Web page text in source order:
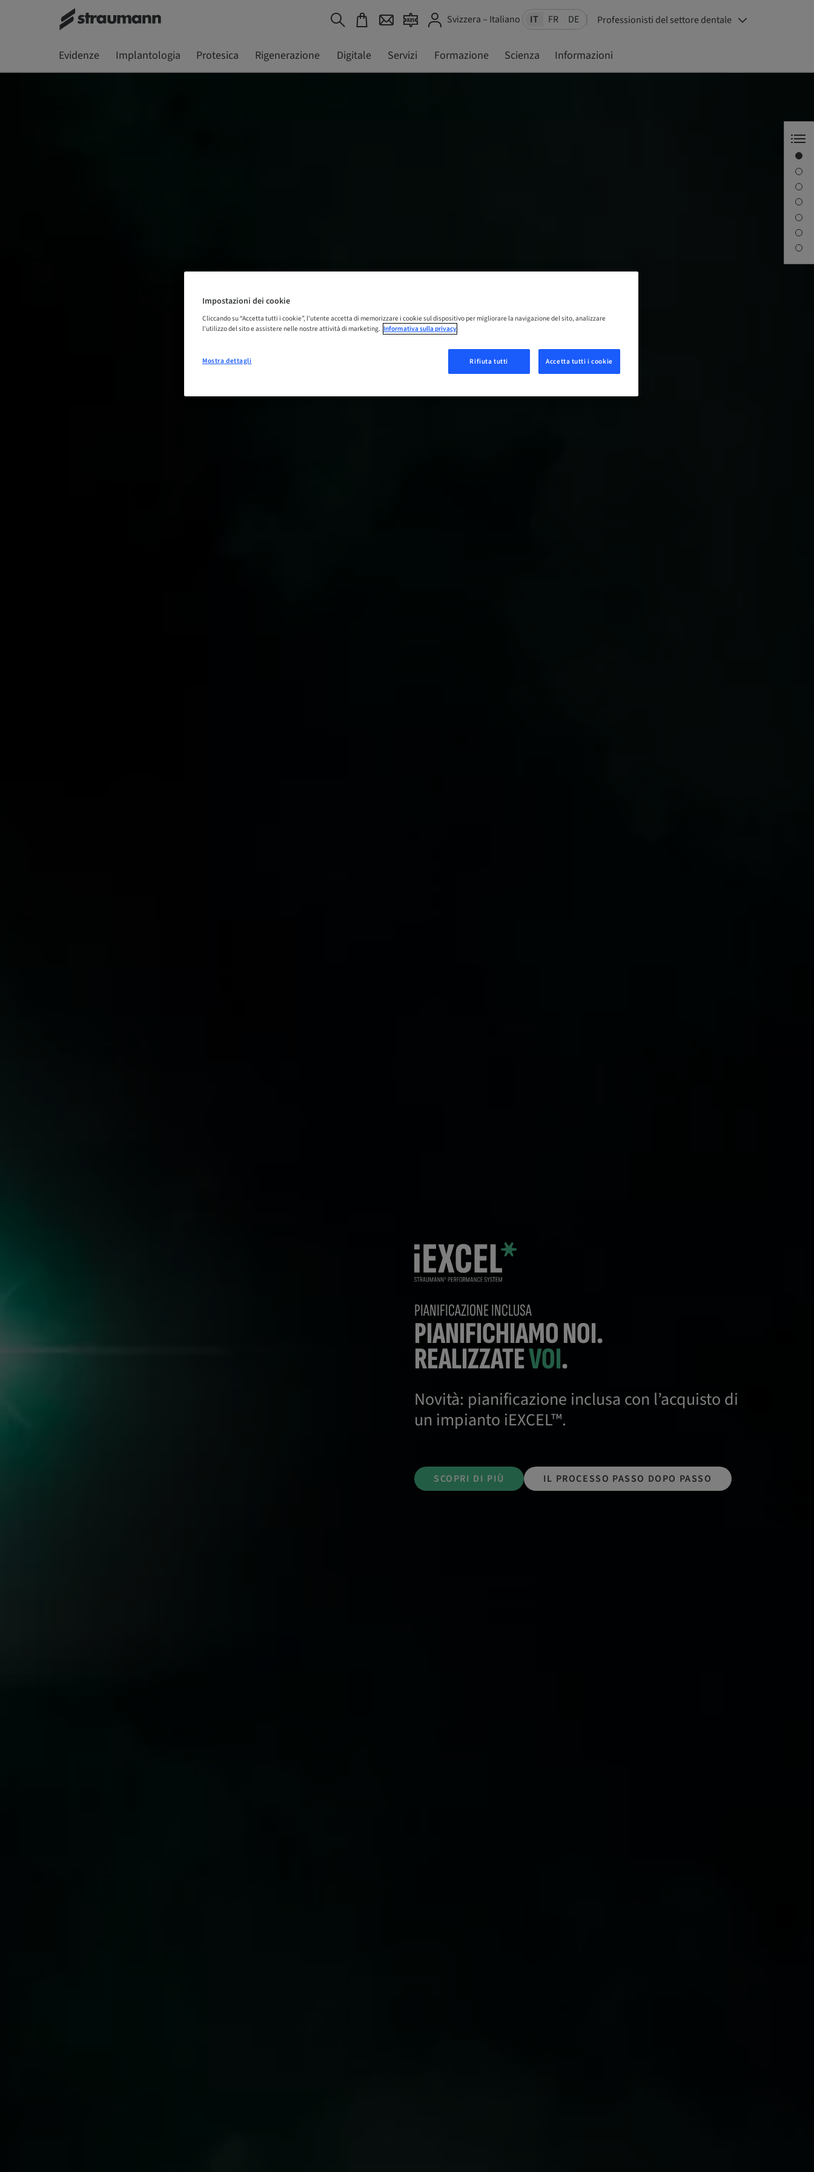
Svizzera – Italiano IT FR DE Professionisti del settore dentale
Evidenze Implantologia Protesica Rigenerazione Digitale Servizi Formazione Scienza Informazioni
PIANIFICAZIONE INCLUSA
PIANIFICHIAMO NOI.
REALIZZATEVOI.
Novità: pianificazione inclusa con l’acquisto di
un impianto iEXCEL™.
SCOPRI DI PIÙ IL PROCESSO PASSO DOPO PASSO
Impostazioni dei cookie
Cliccando su “Accetta tutti i cookie”, l'utente accetta di memorizzare i cookie sul dispositivo per migliorare la navigazione del sito, analizzare
l'utilizzo del sito e assistere nelle nostre attività di marketing. Informativa sulla privacy
Rifiuta tutti Accetta tutti i cookie
Mostra dettagli